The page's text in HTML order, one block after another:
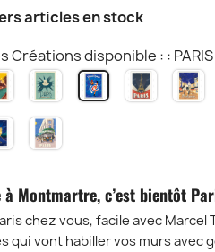
articles en stock
Créations disponible : :
PARIS
Notre
Dame
PARIS
Place
PARIS
French
PARIS
Tour
CHAMPS
ELYSEES
BOULEVARD
SAINT-
à Montmartre, c’est bientôt
chez vous, facile avec Marcel
qui vont habiller vos murs avec